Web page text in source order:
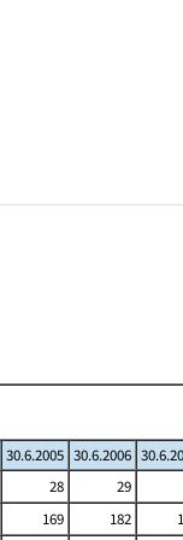
30.6.2005 30.6.2006
28
29
169 182